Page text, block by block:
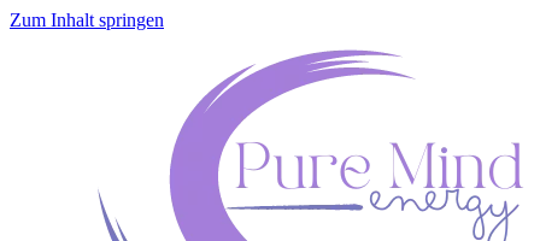
Zum Inhalt springen